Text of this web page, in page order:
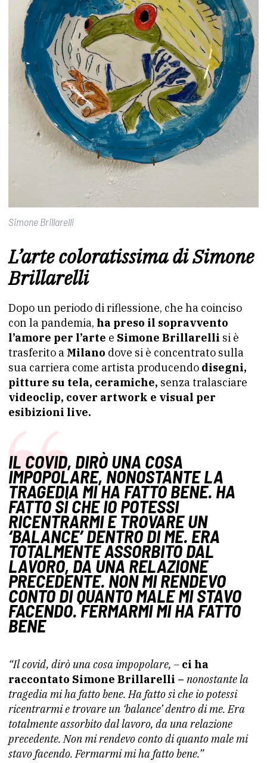
Simone Brillarelli
L’arte coloratissima di Simone
Brillarelli
Dopo un periodo di riflessione, che ha coinciso
con la pandemia, ha preso il sopravvento
l’amore per l’arte e Simone Brillarelli si è
trasferito a Milano dove si è concentrato sulla
sua carriera come artista producendo disegni,
pitture su tela, ceramiche, senza tralasciare
videoclip, cover artwork e visual per
esibizioni live.
IL COVID, DIRÒ UNA COSA
IMPOPOLARE, NONOSTANTE LA
TRAGEDIA MI HA FATTO BENE. HA
FATTO SÌ CHE IO POTESSI
RICENTRARMI E TROVARE UN
‘BALANCE’ DENTRO DI ME. ERA
TOTALMENTE ASSORBITO DAL
LAVORO, DA UNA RELAZIONE
PRECEDENTE. NON MI RENDEVO
CONTO DI QUANTO MALE MI STAVO
FACENDO. FERMARMI MI HA FATTO
BENE
“Il covid, dirò una cosa impopolare, – ci ha
raccontato Simone Brillarelli – nonostante la
tragedia mi ha fatto bene. Ha fatto sì che io potessi
ricentrarmi e trovare un ‘balance’ dentro di me. Era
totalmente assorbito dal lavoro, da una relazione
precedente. Non mi rendevo conto di quanto male mi
stavo facendo. Fermarmi mi ha fatto bene.”